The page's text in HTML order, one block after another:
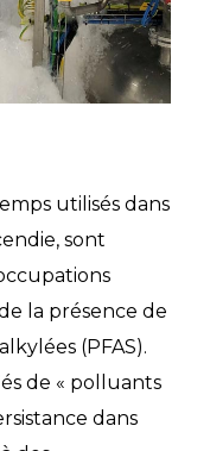
utilisés dans
sont
la présence de
(PFAS).
de « polluants
dans